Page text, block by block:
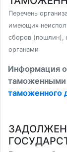
Перечень
имеющих
сборов (пошлин),
органами
Информация
таможенными
таможенного